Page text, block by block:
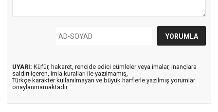
UYARI: Küfür, hakaret, rencide edici cümleler veya imalar, inançlara
saldırı içeren, imla kuralları ile yazılmamış,
Türkçe karakter kullanılmayan ve büyük harflerle yazılmış yorumlar
onaylanmamaktadır.